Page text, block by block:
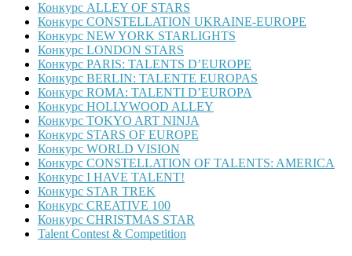
Конкурс ALLEY OF STARS
Конкурс CONSTELLATION UKRAINE-EUROPE
Конкурс NEW YORK STARLIGHTS
Конкурс LONDON STARS
Конкурс PARIS: TALENTS D’EUROPE
Конкурс BERLIN: TALENTE EUROPAS
Конкурс ROMA: TALENTI D’EUROPA
Конкурс HOLLYWOOD ALLEY
Конкурс TOKYO ART NINJA
Конкурс STARS OF EUROPE
Конкурс WORLD VISION
Конкурс CONSTELLATION OF TALENTS: AMERICA
Конкурс I HAVE TALENT!
Конкурс STAR TREK
Конкурс CREATIVE 100
Конкурс CHRISTMAS STAR
Talent Contest & Competition